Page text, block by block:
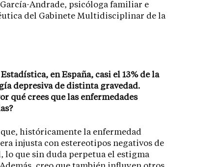
Andrade, psicóloga familiar e
del Gabinete Multidisciplinar de la
en España, casi el 13% de la
depresiva de distinta gravedad.
qué crees que las enfermedades
históricamente la enfermedad
injusta con estereotipos negativos de
que sin duda perpetua el estigma